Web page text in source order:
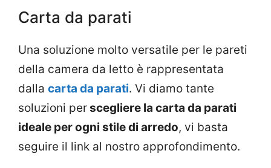
Carta da parati
Una soluzione molto versatile per le pareti
della camera da letto è rappresentata
dalla carta da parati. Vi diamo tante
soluzioni perscegliere la carta da parati
ideale per ogni stile di arredo, vi basta
seguire il link al nostro approfondimento.